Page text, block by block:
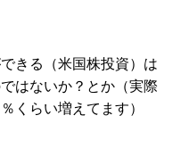
きる（米国株投資）は
はないか？とか（実際
くらい増えてます）